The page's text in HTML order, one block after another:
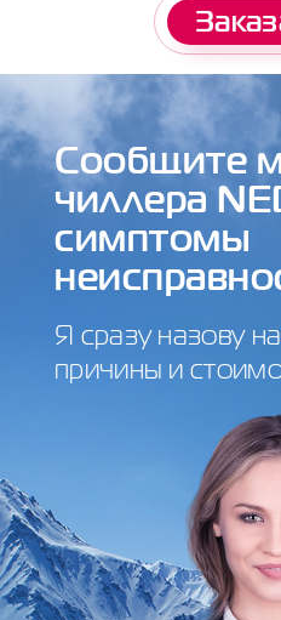
Сообщите
чиллера
симптомы
Я сразу назову
причины и